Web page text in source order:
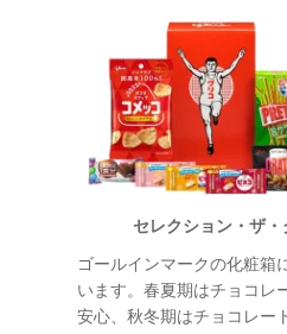
セレクション・ザ
ゴールインマークの化粧箱
います。春夏期はチョコレ
安心、秋冬期はチョコレー